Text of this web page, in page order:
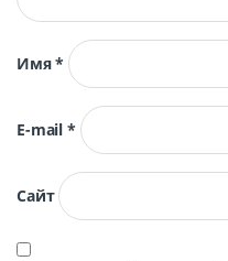
Имя*
E-mail*
Сайт